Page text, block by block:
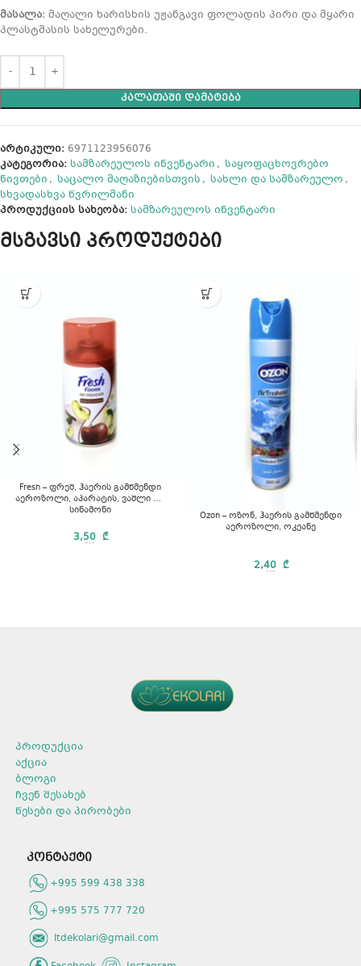
მასალა: მაღალი ხარისხის უჟანგავი ფოლადის პირი და მყარი
პლასტმასის სახელურები.
ᲙᲐᲚᲐᲗᲐᲨᲘ ᲓᲐᲛᲐᲢᲔᲑᲐ
არტიკული: 6971123956076
კატეგორია: სამზარეულოს ინვენტარი , საყოფაცხოვრებო
ნივთები , საცალო მაღაზიებისთვის , სახლი და სამზარეულო ,
სხვადასხვა წვრილმანი
პროდუქციის სახეობა: სამზარეულოს ინვენტარი
მსგავსი პროდუქტები
Fresh – ფრეშ, ჰაერის გამწმენდი
აეროზოლი, აპარატის, ვაშლი და
სინამონი
3,50 ₾
...
Ozon – ოზონ, ჰაერის გამწმენდი
აეროზოლი, ოკეანე
2,40 ₾
...
პროდუქცია
აქცია
ბლოგი
ჩვენ შესახებ
წესები და პირობები
კონტაქტი
+995 599 438 338
+995 575 777 720
ltdekolari@gmail.com